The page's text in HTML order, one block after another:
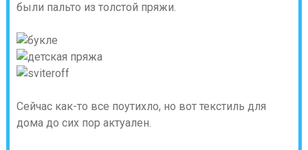
были пальто из толстой пряжи.
Сейчас как-то все поутихло, но вот текстиль для
дома до сих пор актуален.